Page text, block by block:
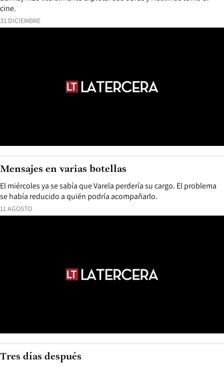
31 DICIEMBRE
cine.
11 AGOSTO
El miércoles ya se sabía que Varela perdería su cargo. El problema
se había reducido a quién podría acompañarlo.
Mensajes en varias botellas
Tres días después